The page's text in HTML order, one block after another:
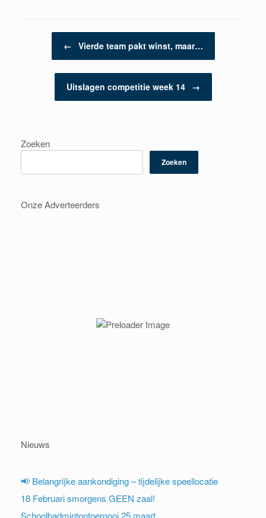
Berichtnavigatie
← Vierde team pakt winst, maar…
Uitslagen competitie week 14 →
Zoeken
Zoeken
Onze Adverteerders
Nieuws
📢 Belangrijke aankondiging – tijdelijke speellocatie
18 Februari smorgens GEEN zaal!
Schoolbadmintontoernooi 25 maart